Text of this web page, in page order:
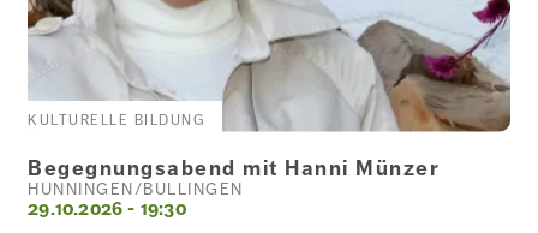
KULTURELLE BILDUNG
HÜNNINGEN/BÜLLINGEN
29.10.2026 - 19:30
Begegnungsabend mit Hanni Münzer